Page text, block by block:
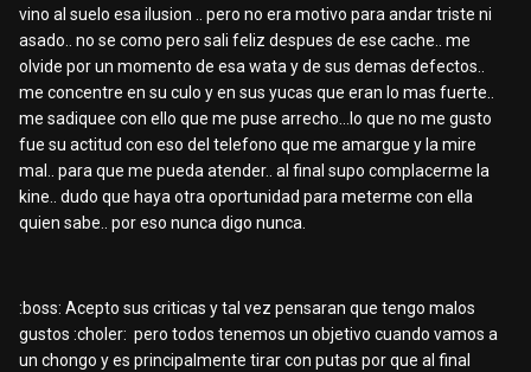
vino al suelo esa ilusion .. pero no era motivo para andar triste ni
asado.. no se como pero sali feliz despues de ese cache.. me
olvide por un momento de esa wata y de sus demas defectos..
me concentre en su culo y en sus yucas que eran lo mas fuerte..
me sadiquee con ello que me puse arrecho...lo que no me gusto
fue su actitud con eso del telefono que me amargue y la mire
mal.. para que me pueda atender.. al final supo complacerme la
kine.. dudo que haya otra oportunidad para meterme con ella
quien sabe.. por eso nunca digo nunca.
:boss: Acepto sus criticas y tal vez pensaran que tengo malos
gustos :choler: pero todos tenemos un objetivo cuando vamos a
un chongo y es principalmente tirar con putas por que al final